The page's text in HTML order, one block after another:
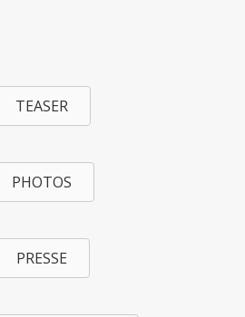
TEASER
PHOTOS
PRESSE